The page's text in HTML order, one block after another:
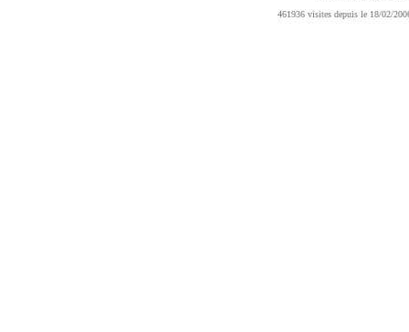
461936 visites depuis le 18/02/